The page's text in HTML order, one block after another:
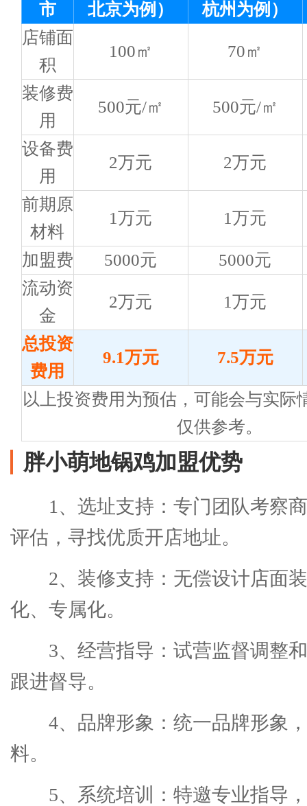
市 北京为例）
杭州为例）
店铺面
积
100㎡ 70㎡
装修费
用
500元/㎡ 500元/㎡
设备费
用
2万元 2万元
前期原
材料
1万元 1万元
加盟费 5000元
5000元
流动资
金
2万元 1万元
总投资
费用
9.1万元 7.5万元
以上投资费用为预估，可能会与实际
仅供参考。
胖小萌地锅鸡加盟优势
1、选址支持：专门团队考察
评估，寻找优质开店地址。
2、装修支持：无偿设计店面
化、专属化。
3、经营指导：试营监督调整
跟进督导。
4、品牌形象：统一品牌形象
料。
5、系统培训：特邀专业指导